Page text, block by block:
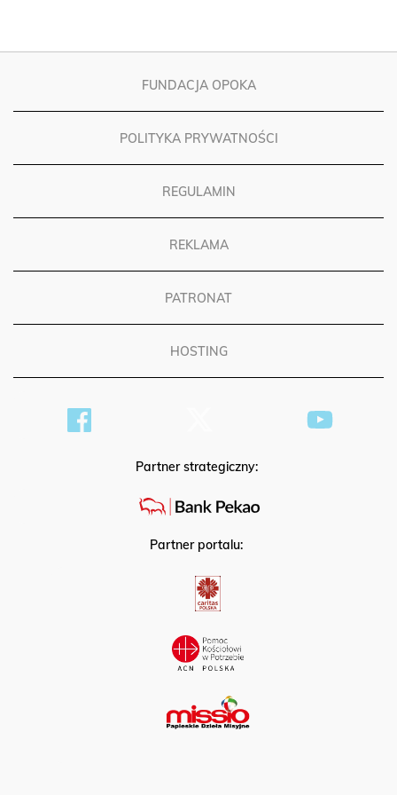
FUNDACJA OPOKA
POLITYKA PRYWATNOŚCI
REGULAMIN
REKLAMA
PATRONAT
HOSTING
Partner strategiczny:
Partner portalu: